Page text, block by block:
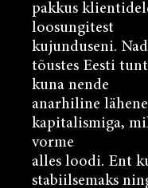
pakkus
loosungitest
kujunduseni.
tõustes Eesti
kuna nende
anarhiline
kapitalismiga,
vorme
alles loodi. Ent
stabiilsemaks